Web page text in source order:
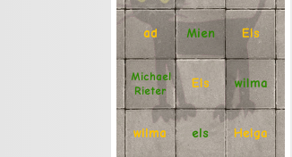
ad Mien Els
Michael
Rieter
Els wilma
wilma els Helga